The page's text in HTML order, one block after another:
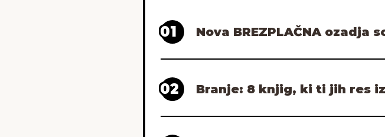
01 Nova BREZPLAČNA ozadja
02 Branje: 8 knjig, ki ti jih res